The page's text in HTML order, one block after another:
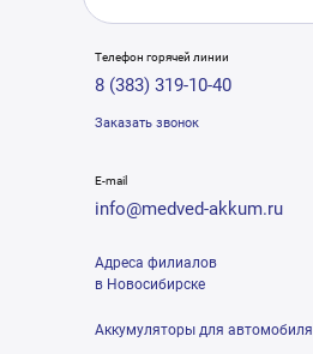
Телефон горячей линии
8 (383) 319-10-40
Заказать звонок
E-mail
info@medved-akkum.ru
Адреса филиалов
в Новосибирске
Аккумуляторы для автомобиля